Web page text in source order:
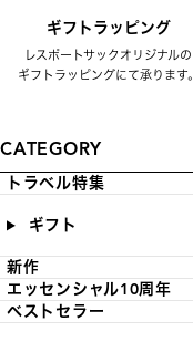
ギフトラッピング
レスポートサックオリジナルの
ギフトラッピングにて承ります。
CATEGORY
トラベル特集
ギフト
新作
エッセンシャル10周年
ベストセラー